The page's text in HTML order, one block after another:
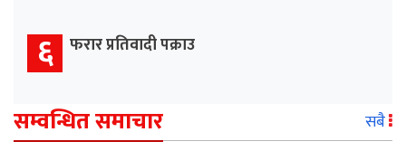
६ फरार प्रतिवादी पक्राउ
सम्वन्धित समाचार सबै